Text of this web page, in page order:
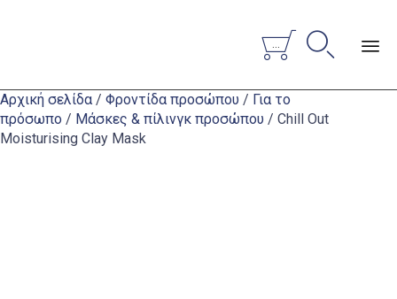

... 
Αρχική σελίδα / Φροντίδα προσώπου / Για το
πρόσωπο / Μάσκες & πίλινγκ προσώπου / Chill Out
Moisturising Clay Mask